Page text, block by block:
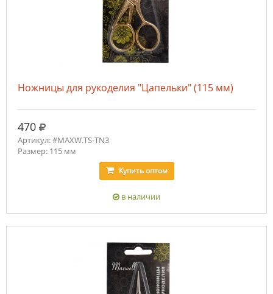
Ножницы для рукоделия "Цапельки" (115 мм)
470 руб.
Артикул: #MAXW.TS-TN3
Размер: 115 мм
Купитьоптом
в наличии